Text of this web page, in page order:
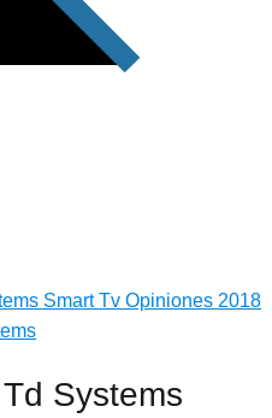
Smart Tv Opiniones 2018
Systems